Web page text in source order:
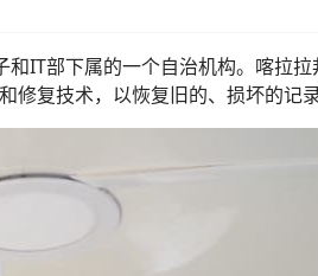
IT部下属的一个自治机构。喀拉
复技术，以恢复旧的、损坏的记录